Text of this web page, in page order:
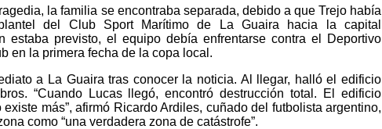
la familia se encontraba separada, debido a que Trejo había
del Club Sport Marítimo de La Guaira hacia la capital
estaba previsto, el equipo debía enfrentarse contra el Deportivo
en la primera fecha de la copa local.
a La Guaira tras conocer la noticia. Al llegar, halló el edificio
“Cuando Lucas llegó, encontró destrucción total. El edificio
más”, afirmó Ricardo Ardiles, cuñado del futbolista argentino,
como “una verdadera zona de catástrofe”.